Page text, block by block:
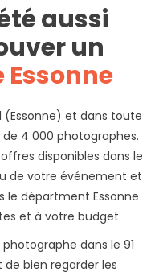
aussi
un
(Essonne) et dans toute
4 000 photographes.
disponibles dans le
de votre événement et
le départment Essonne
et à votre budget
dans le 91
de bien regarder les